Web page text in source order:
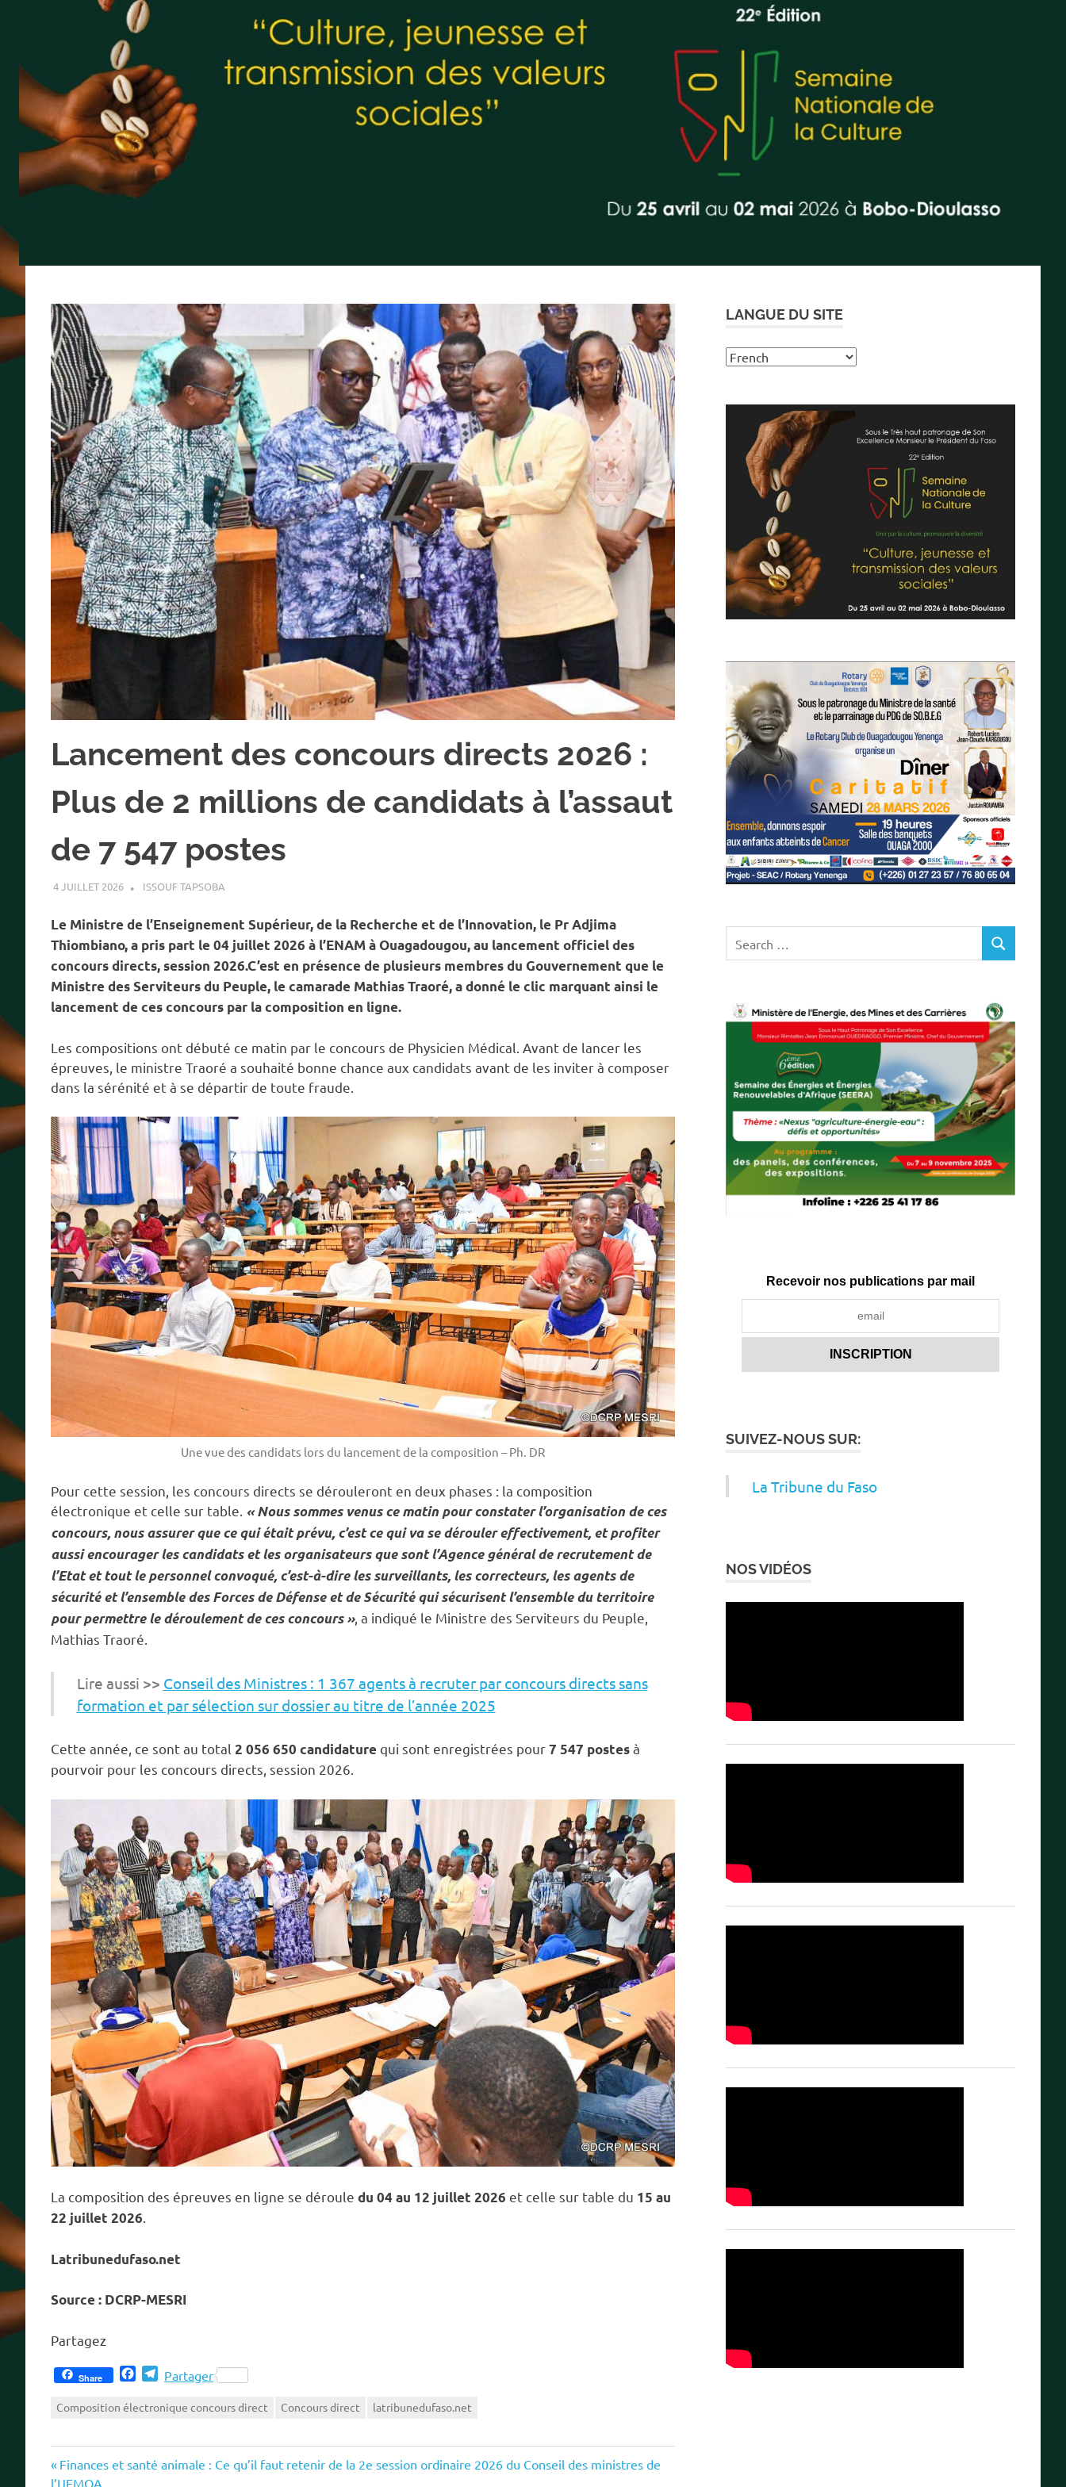
Lancement des concours directs 2026 :
Plus de 2 millions de candidats à l’assaut
de 7 547 postes
4 JUILLET 2026 ISSOUF TAPSOBA
Le Ministre de l’Enseignement Supérieur, de la Recherche et de l’Innovation, le Pr Adjima
Thiombiano, a pris part le 04 juillet 2026 à l’ENAM à Ouagadougou, au lancement officiel des
concours directs, session 2026.C’est en présence de plusieurs membres du Gouvernement que le
Ministre des Serviteurs du Peuple, le camarade Mathias Traoré, a donné le clic marquant ainsi le
lancement de ces concours par la composition en ligne.
Les compositions ont débuté ce matin par le concours de Physicien Médical. Avant de lancer les
épreuves, le ministre Traoré a souhaité bonne chance aux candidats avant de les inviter à composer
dans la sérénité et à se départir de toute fraude.
Une vue des candidats lors du lancement de la composition – Ph. DR
Pour cette session, les concours directs se dérouleront en deux phases : la composition
électronique et celle sur table. « Nous sommes venus ce matin pour constater l’organisation de ces
concours, nous assurer que ce qui était prévu, c’est ce qui va se dérouler effectivement, et profiter
aussi encourager les candidats et les organisateurs que sont l’Agence général de recrutement de
l’Etat et tout le personnel convoqué, c’est-à-dire les surveillants, les correcteurs, les agents de
sécurité et l’ensemble des Forces de Défense et de Sécurité qui sécurisent l’ensemble du territoire
pour permettre le déroulement de ces concours », a indiqué le Ministre des Serviteurs du Peuple,
Mathias Traoré.
Lire aussi >> Conseil des Ministres : 1 367 agents à recruter par concours directs sans
formation et par sélection sur dossier au titre de l’année 2025
Cette année, ce sont au total 2 056 650 candidature qui sont enregistrées pour7 547 postesà
pourvoir pour les concours directs, session 2026.
La composition des épreuves en ligne se déroule du 04 au 12 juillet 2026 et celle sur table du 15 au
22 juillet 2026.
Latribunedufaso.net
Source : DCRP-MESRI
Partagez
Share FacebookTelegram
Partager
Composition électronique concours direct Concours direct latribunedufaso.net
Navigation
Previous
Post:
Finances et santé animale : Ce qu’il faut retenir de la 2e session ordinaire 2026 du Conseil des ministres de
l’UEMOA
LANGUE DU SITE
for:
SEARCH
Recevoir nos publications par mail
SUIVEZ-NOUS SUR:
La Tribune du Faso
NOS VIDÉOS